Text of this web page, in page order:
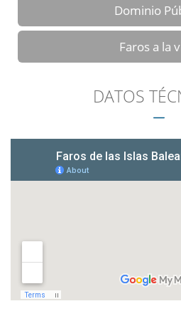
Dominio
Faros a la
DATOS